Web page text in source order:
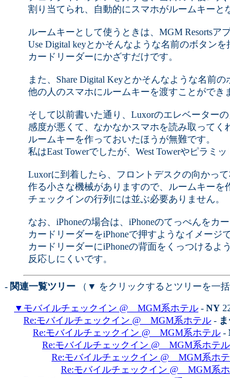
割り当てられ、自動的にスマホがルームキーと
ルームキーとして使うときは、MGM Resortsア
Use Digital keyとかそんなような名前のボタンを
カードリーダーにかざすだけです。
また、Share Digital Keyとかそんなような名前
他の人のスマホにルームキーを渡すことができ
そして以前書いた通り、Luxorのエレベーター
感度が悪くて、なかなかスマホを読み取ってく
ルームキーを作っておいたほうが無難です。
私はEast Towerでしたが、West Towerやピラミ
Luxorに到着したら、フロントデスクの向かっ
作る小さな機械がありますので、ルームキーを
チェックインの行列には並ぶ必要ありません。
なお、iPhoneの場合は、iPhoneのてっぺんをカ
カードリーダーをiPhoneで押すようなイメージで
カードリーダーにiPhoneの背面をくっつけるよ
反応しにくいです。
- 関連一覧ツリー （▼ をクリックするとツリーを一括
▼ モバイルチェックイン @ MGM系ホテル - NY
Re:モバイルチェックイン @ MGM系ホテル -
Re:モバイルチェックイン @ MGM系ホテル -
Re:モバイルチェックイン @ MGM系ホテル
Re:モバイルチェックイン @ MGM系ホ
Re:モバイルチェックイン @ MGM系